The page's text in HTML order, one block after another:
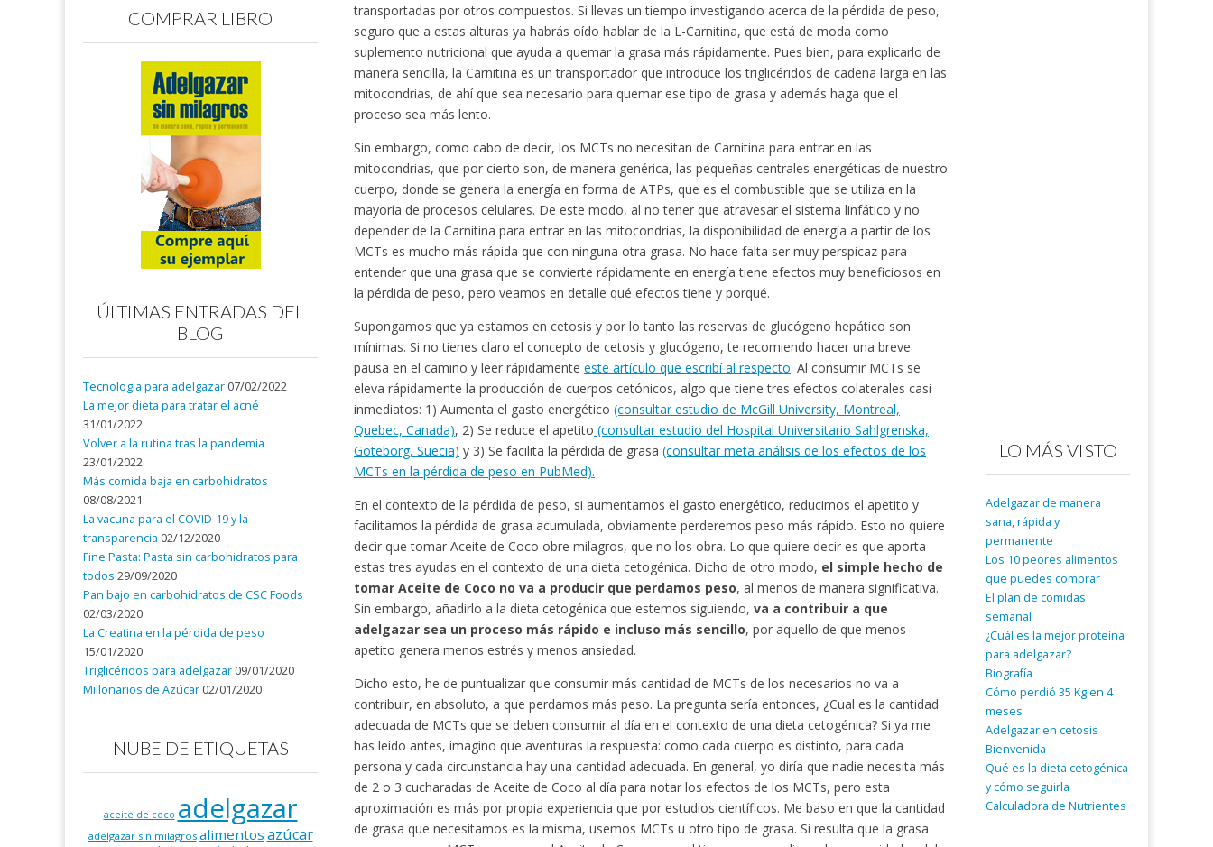
transportadas por otros compuestos. Si llevas un tiempo investigando acerca de la pérdida de peso,
seguro que a estas alturas ya habrás oído hablar de la L-Carnitina, que está de moda como
suplemento nutricional que ayuda a quemar la grasa más rápidamente. Pues bien, para explicarlo de
manera sencilla, la Carnitina es un transportador que introduce los triglicéridos de cadena larga en las
mitocondrias, de ahí que sea necesario para quemar ese tipo de grasa y además haga que el
proceso sea más lento.
Sin embargo, como cabo de decir, los MCTs no necesitan de Carnitina para entrar en las
mitocondrias, que por cierto son, de manera genérica, las pequeñas centrales energéticas de nuestro
cuerpo, donde se genera la energía en forma de ATPs, que es el combustible que se utiliza en la
mayoría de procesos celulares. De este modo, al no tener que atravesar el sistema linfático y no
depender de la Carnitina para entrar en las mitocondrias, la disponibilidad de energía a partir de los
MCTs es mucho más rápida que con ninguna otra grasa. No hace falta ser muy perspicaz para
entender que una grasa que se convierte rápidamente en energía tiene efectos muy beneficiosos en
la pérdida de peso, pero veamos en detalle qué efectos tiene y porqué.
Supongamos que ya estamos en cetosis y por lo tanto las reservas de glucógeno hepático son
mínimas. Si no tienes claro el concepto de cetosis y glucógeno, te recomiendo hacer una breve
pausa en el camino y leer rápidamente este artículo que escribí al respecto. Al consumir MCTs se
eleva rápidamente la producción de cuerpos cetónicos, algo que tiene tres efectos colaterales casi
inmediatos: 1) Aumenta el gasto energético (consultar estudio de McGill University, Montreal,
Quebec, Canada), 2) Se reduce el apetito (consultar estudio del Hospital Universitario Sahlgrenska,
Göteborg, Suecia) y 3) Se facilita la pérdida de grasa (consultar meta análisis de los efectos de los
MCTs en la pérdida de peso en PubMed).
En el contexto de la pérdida de peso, si aumentamos el gasto energético, reducimos el apetito y
facilitamos la pérdida de grasa acumulada, obviamente perderemos peso más rápido. Esto no quiere
decir que tomar Aceite de Coco obre milagros, que no los obra. Lo que quiere decir es que aporta
estas tres ayudas en el contexto de una dieta cetogénica. Dicho de otro modo, el simple hecho de
tomar Aceite de Coco no va a producir que perdamos peso, al menos de manera significativa.
Sin embargo, añadirlo a la dieta cetogénica que estemos siguiendo, va a contribuir a que
adelgazar sea un proceso más rápido e incluso más sencillo, por aquello de que menos
apetito genera menos estrés y menos ansiedad.
Dicho esto, he de puntualizar que consumir más cantidad de MCTs de los necesarios no va a
contribuir, en absoluto, a que perdamos más peso. La pregunta sería entonces, ¿Cual es la cantidad
adecuada de MCTs que se deben consumir al día en el contexto de una dieta cetogénica? Si ya me
has leído antes, imagino que aventuras la respuesta: como cada cuerpo es distinto, para cada
persona y cada circunstancia hay una cantidad adecuada. En general, yo diría que nadie necesita más
de 2 o 3 cucharadas de Aceite de Coco al día para notar los efectos de los MCTs, pero esta
aproximación es más por propia experiencia que por estudios científicos. Me baso en que la cantidad
de grasa que necesitamos es la misma, usemos MCTs u otro tipo de grasa. Si resulta que la grasa
COMPRAR LIBRO
ÚLTIMAS ENTRADAS DEL
BLOG
Tecnología para adelgazar 07/02/2022
La mejor dieta para tratar el acné
31/01/2022
Volver a la rutina tras la pandemia
23/01/2022
Más comida baja en carbohidratos
08/08/2021
La vacuna para el COVID-19 y la
transparencia 02/12/2020
Fine Pasta: Pasta sin carbohidratos para
todos 29/09/2020
Pan bajo en carbohidratos de CSC Foods
02/03/2020
La Creatina en la pérdida de peso
15/01/2020
Triglicéridos para adelgazar 09/01/2020
Millonarios de Azúcar 02/01/2020
NUBE DE ETIQUETAS
aceite de coco adelgazar
adelgazar sin milagros alimentos azúcar
LO MÁS VISTO
Adelgazar de manera
sana, rápida y
permanente
Los 10 peores alimentos
que puedes comprar
El plan de comidas
semanal
¿Cuál es la mejor proteína
para adelgazar?
Biografía
Cómo perdió 35 Kg en 4
meses
Adelgazar en cetosis
Bienvenida
Qué es la dieta cetogénica
y cómo seguirla
Calculadora de Nutrientes